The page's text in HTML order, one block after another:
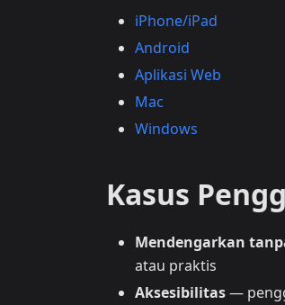
iPhone/iPad
Android
Aplikasi Web
Mac
Windows
Kasus
Mendengarkan
atau praktis
Aksesibilitas—